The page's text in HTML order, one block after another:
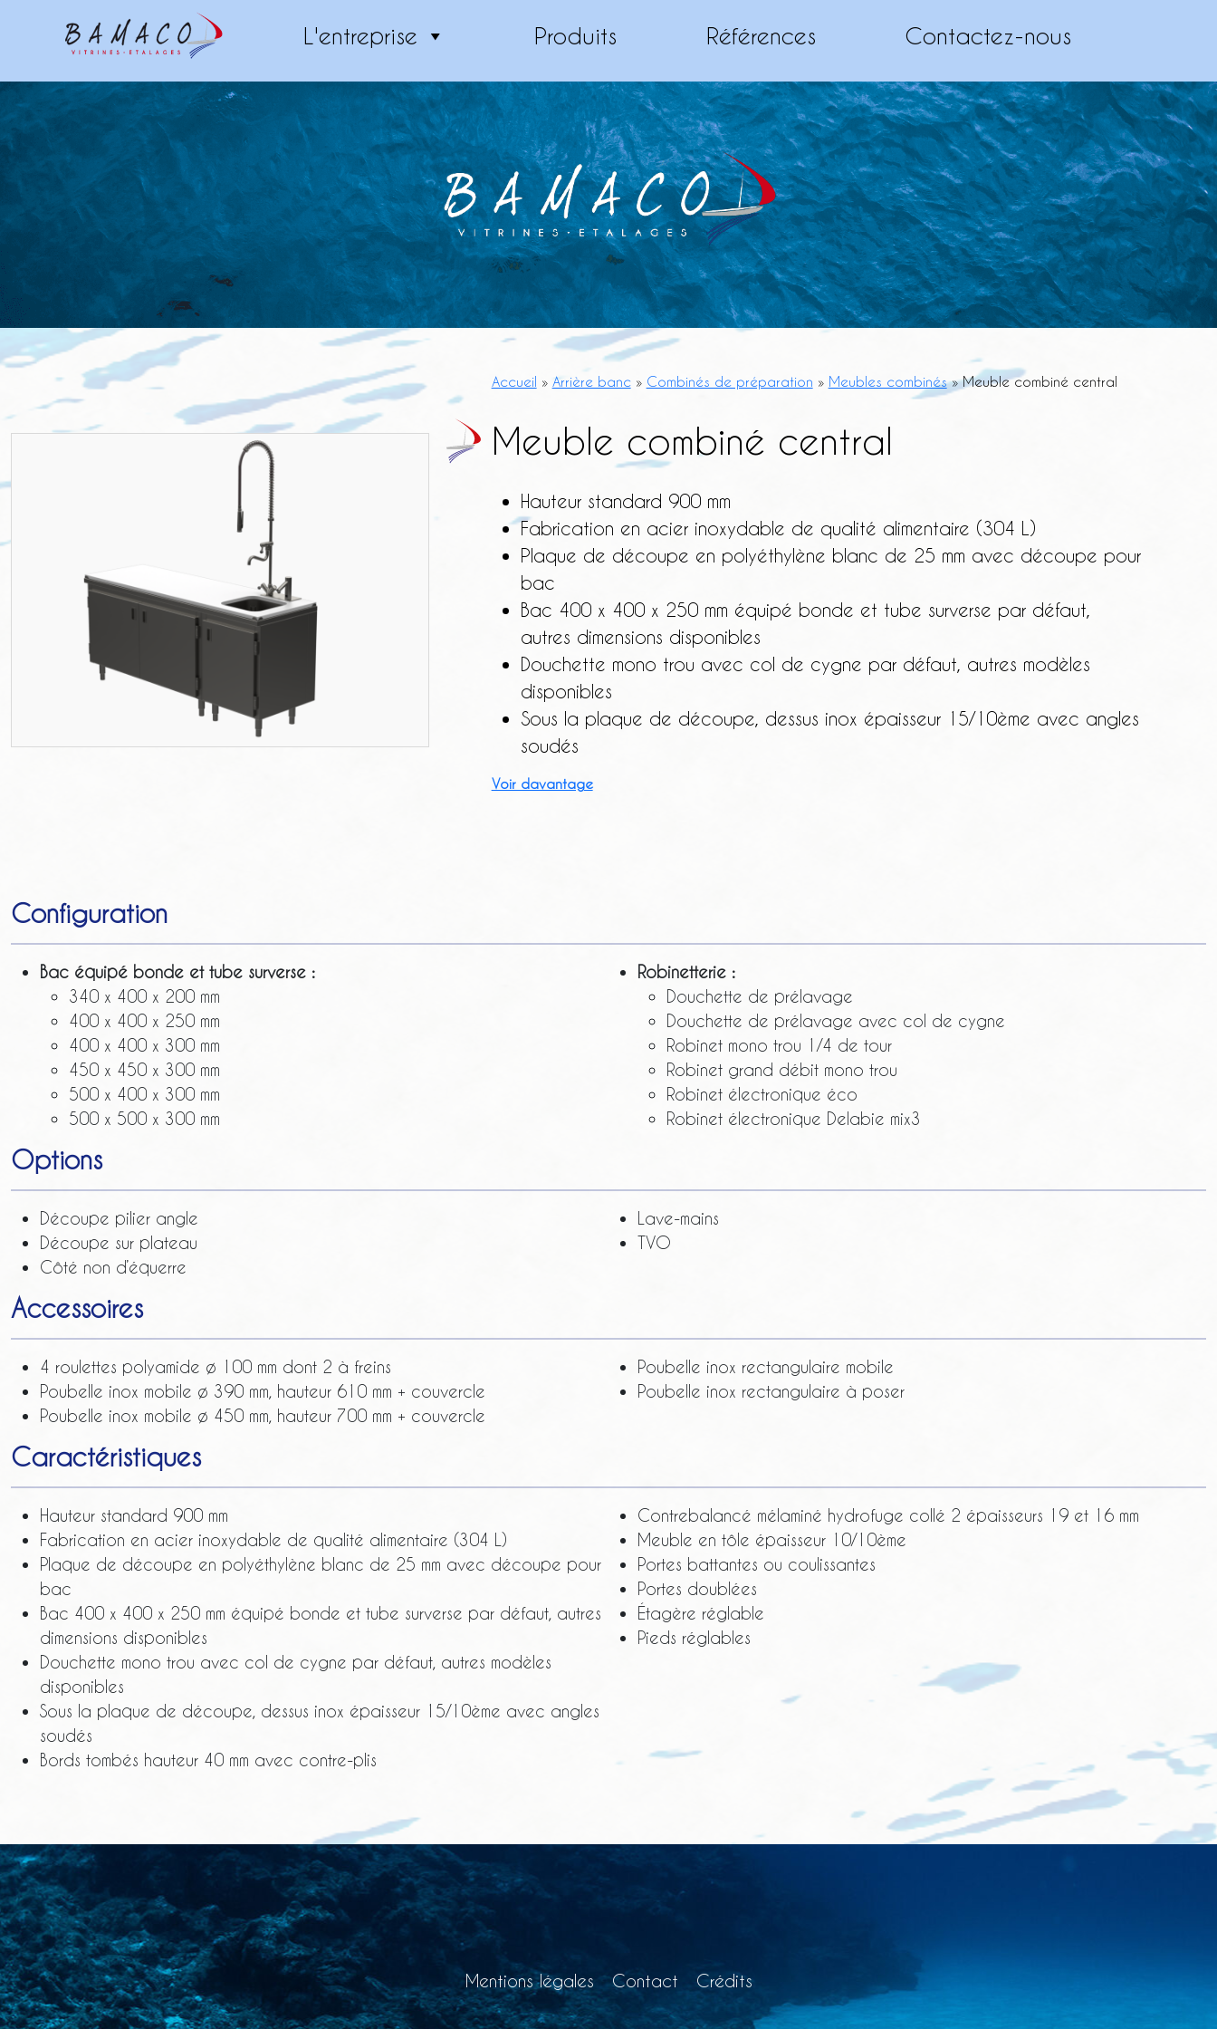
L'entreprise Produits Références Contactez-nous
Accueil » Arrière banc» Combinés de préparation » Meubles combinés»Meuble combiné central
Meuble combiné central
Hauteur standard 900 mm
Fabrication en acier inoxydable de qualité alimentaire (304 L)
Plaque de découpe en polyéthylène blanc de 25 mm avec découpe pour
bac
Bac 400 x 400 x 250 mm équipé bonde et tube surverse par défaut,
autres dimensions disponibles
Douchette mono trou avec col de cygne par défaut, autres modèles
disponibles
Sous la plaque de découpe, dessus inox épaisseur 15/10ème avec angles
soudés
Voir davantage
Configuration
Bac équipé bonde et tube surverse :
340 x 400 x 200 mm
400 x 400 x 250 mm
400 x 400 x 300 mm
450 x 450 x 300 mm
500 x 400 x 300 mm
500 x 500 x 300 mm
Robinetterie :
Douchette de prélavage
Douchette de prélavage avec col de cygne
Robinet mono trou 1/4 de tour
Robinet grand débit mono trou
Robinet électronique éco
Robinet électronique Delabie mix3
Options
Découpe pilier angle
Découpe sur plateau
Côté non d’équerre
Lave-mains
TVO
Accessoires
4 roulettes polyamide ø 100 mm dont 2 à freins
Poubelle inox mobile ø 390 mm, hauteur 610 mm + couvercle
Poubelle inox mobile ø 450 mm, hauteur 700 mm + couvercle
Poubelle inox rectangulaire mobile
Poubelle inox rectangulaire à poser
Caractéristiques
Hauteur standard 900 mm
Fabrication en acier inoxydable de qualité alimentaire (304 L)
Plaque de découpe en polyéthylène blanc de 25 mm avec découpe pour
bac
Bac 400 x 400 x 250 mm équipé bonde et tube surverse par défaut, autres
dimensions disponibles
Douchette mono trou avec col de cygne par défaut, autres modèles
disponibles
Sous la plaque de découpe, dessus inox épaisseur 15/10ème avec angles
soudés
Bords tombés hauteur 40 mm avec contre-plis
Contrebalancé mélaminé hydrofuge collé 2 épaisseurs 19 et 16 mm
Meuble en tôle épaisseur 10/10ème
Portes battantes ou coulissantes
Portes doublées
Étagère réglable
Pieds réglables
Mentions légales Contact Crédits